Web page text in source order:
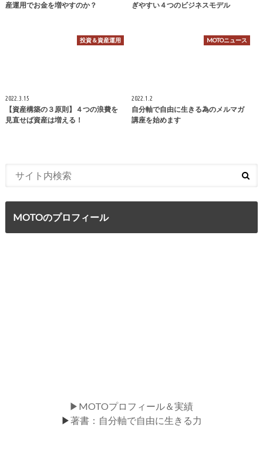
産運用でお金を増やすのか？
ぎやすい４つのビジネスモデル
投資＆資産運用
2022.3.15
【資産構築の３原則】４つの浪費を
見直せば資産は増える！
MOTOニュース
2022.1.2
自分軸で自由に生きる為のメルマガ
講座を始めます
MOTOのプロフィール
▶MOTOプロフィール＆実績
▶著書：自分軸で自由に生きる力